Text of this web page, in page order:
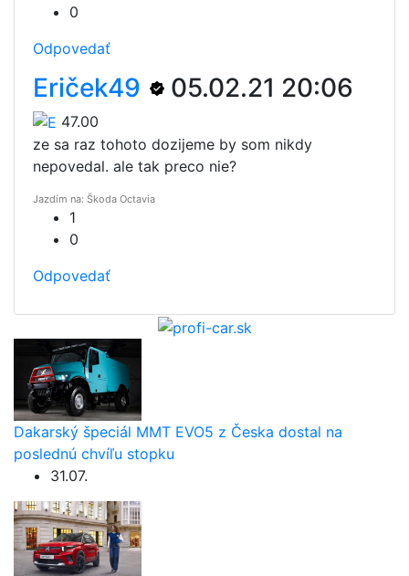
0
Odpovedať
Eriček49 05.02.21 20:06
47.00
ze sa raz tohoto dozijeme by som nikdy
nepovedal. ale tak preco nie?
Jazdím na: Škoda Octavia
1
0
Odpovedať
Dakarský špeciál MMT EVO5 z Česka dostal na
poslednú chvíľu stopku
31.07.